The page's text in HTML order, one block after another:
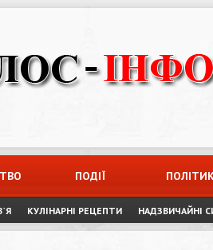
ПОДІЇ
КУЛІНАРНІ РЕЦЕПТИ НАДЗВИЧАЙНІ